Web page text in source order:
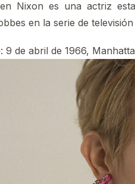
Nixon es una actriz
en la serie de
9 de abril de 1966,